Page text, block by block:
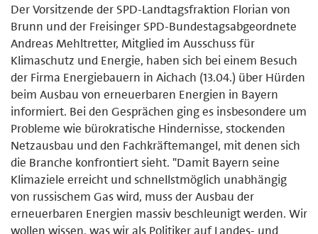
Der Vorsitzende der SPD-Landtagsfraktion Florian von
Brunn und der Freisinger SPD-Bundestagsabgeordnete
Andreas Mehltretter, Mitglied im Ausschuss für
Klimaschutz und Energie, haben sich bei einem Besuch
der Firma Energiebauern in Aichach (13.04.) über Hürden
beim Ausbau von erneuerbaren Energien in Bayern
informiert. Bei den Gesprächen ging es insbesondere um
Probleme wie bürokratische Hindernisse, stockenden
Netzausbau und den Fachkräftemangel, mit denen sich
die Branche konfrontiert sieht. "Damit Bayern seine
Klimaziele erreicht und schnellstmöglich unabhängig
von russischem Gas wird, muss der Ausbau der
erneuerbaren Energien massiv beschleunigt werden. Wir
wollen wissen, was wir als Politiker auf Landes- und